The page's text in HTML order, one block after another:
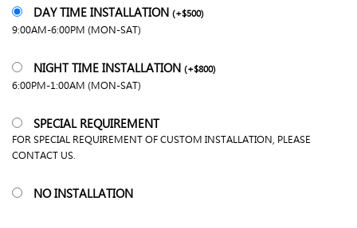
DAY TIME INSTALLATION (+$500)
9:00AM-6:00PM (MON-SAT)
NIGHT TIME INSTALLATION (+$800)
6:00PM-1:00AM (MON-SAT)
SPECIAL REQUIREMENT
FOR SPECIAL REQUIREMENT OF CUSTOM INSTALLATION, PLEASE
CONTACT US.
NO INSTALLATION